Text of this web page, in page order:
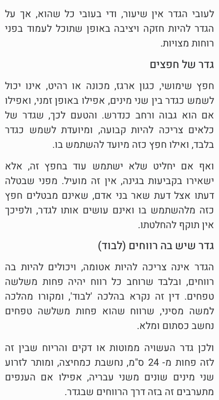
לעובי הגדר אין שיעור, ודי בעובי כל שהוא, אך על
הגדר להיות חזקה ויציבה באופן שתוכל לעמוד בפני
רוחות מצויות.
גדר של חפצים
חפץ שימושי, כגון ארגז, מכונה או רהיט, אינו יכול
לשמש כגדר בין שני מינים, אפילו באופן זמני, ואפילו
אם הוא גבוה ורחב כנדרש. והטעם לכך, שגדר של
כלאים צריכה להיות קבועה, ומיועדת לשמש כגדר
בלבד, ואילו חפץ כזה מיועד להשתמש בו.
ואף אם יחליט שלא ישתמש עוד בחפץ זה, אלא
ישאירו בקביעות בגינה, אין זה מועיל. מפני שבטלה
דעתו אצל דעת שאר בני אדם, שאינם מבטלים חפץ
כזה מלהשתמש בו ואינם עושים אותו לגדר, ולפיכך
אין תוקף להחלטתו.
גדר שיש בה רווחים (לבוד)
הגדר אינה צריכה להיות אטומה, ויכולים להיות בה
רווחים, ובלבד שרוחב כל רווח יהיה פחות משלשה
טפחים. דין זה נקרא בהלכה 'לבוד', ומקורו מהלכה
למשה מסיני, שרווח שהוא פחות משלשה טפחים
נחשב כסתום ומלא.
ולכן גדר העשויה ממוטות או דקים והריוח שבין זה
לזה פחות מ- 24 ס"מ, נחשבת כמחיצה, ומותר לזרוע
שני מינים שונים משני עבריה, אפילו אם הענפים
מתערבים זה בזה דרך הרווחים שבגדר.